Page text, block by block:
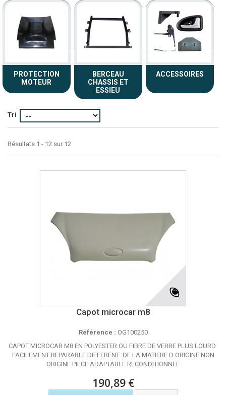
PROTECTION
MOTEUR
BERCEAU
CHASSIS ET
ESSIEU
ACCESSOIRES
Tri
Résultats 1 - 12 sur 12.
Capot microcar m8
Référence : OG100250
CAPOT MICROCAR M8 EN POLYESTER OU FIBRE DE VERRE PLUS LOURD
FACILEMENT REPARABLE DIFFERENT DE LA MATIERE D ORIGINE NON
ORIGINE PIECE ADAPTABLE RECONDITIONNEE
190,89 €